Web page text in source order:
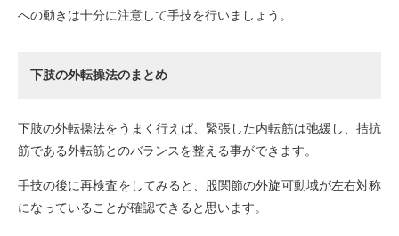
への動きは十分に注意して手技を行いましょう。
下肢の外転操法のまとめ
下肢の外転操法をうまく行えば、緊張した内転筋は弛緩し、拮抗
筋である外転筋とのバランスを整える事ができます。
手技の後に再検査をしてみると、股関節の外旋可動域が左右対称
になっていることが確認できると思います。